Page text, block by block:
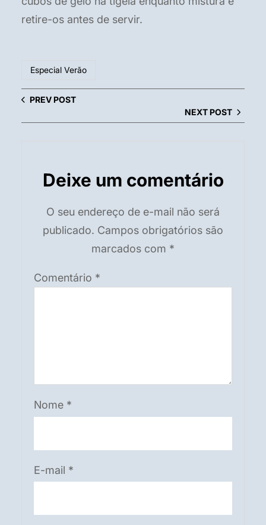
retire-os antes de servir.
Especial Verão
PREV POST
NEXT POST
Deixe um comentário
O seu endereço de e-mail não será
publicado. Campos obrigatórios são
marcados com *
Comentário *
Nome *
E-mail *